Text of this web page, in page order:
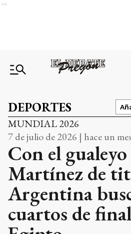
Ads
DEPORTES
MUNDIAL 2026
7 de julio de 2026 | hace un mes
Con el
Martínez de
Argentina
cuartos de